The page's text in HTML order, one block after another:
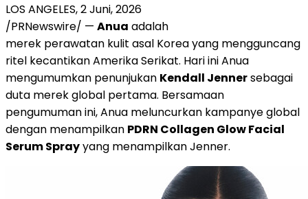
LOS ANGELES,2 Juni, 2026
/PRNewswire/ — Anua adalah
merek perawatan kulit asal Korea yang mengguncang
ritel kecantikan Amerika Serikat. Hari ini Anua
mengumumkan penunjukan Kendall Jennersebagai
duta merek global pertama. Bersamaan
pengumuman ini, Anua meluncurkan kampanye global
dengan menampilkan PDRN Collagen Glow Facial
Serum Sprayyang menampilkan Jenner.